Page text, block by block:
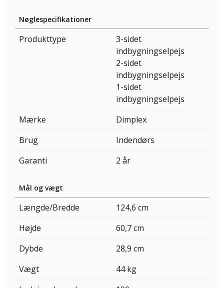
Nøglespecifikationer
Produkttype
3-sidet
indbygningselpejs
2-sidet
indbygningselpejs
1-sidet
indbygningselpejs
Mærke
Dimplex
Brug
Indendørs
Garanti
2 år
Mål og vægt
Længde/Bredde
124,6 cm
Højde
60,7 cm
Dybde
28,9 cm
Vægt
44 kg